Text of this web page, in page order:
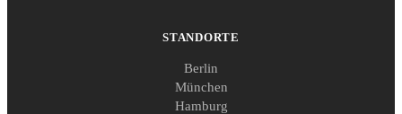
STANDORTE
Berlin
München
Hamburg